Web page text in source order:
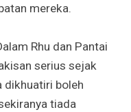
mereka.
Rhu dan Pantai
serius sejak
dikhuatiri boleh
tiada